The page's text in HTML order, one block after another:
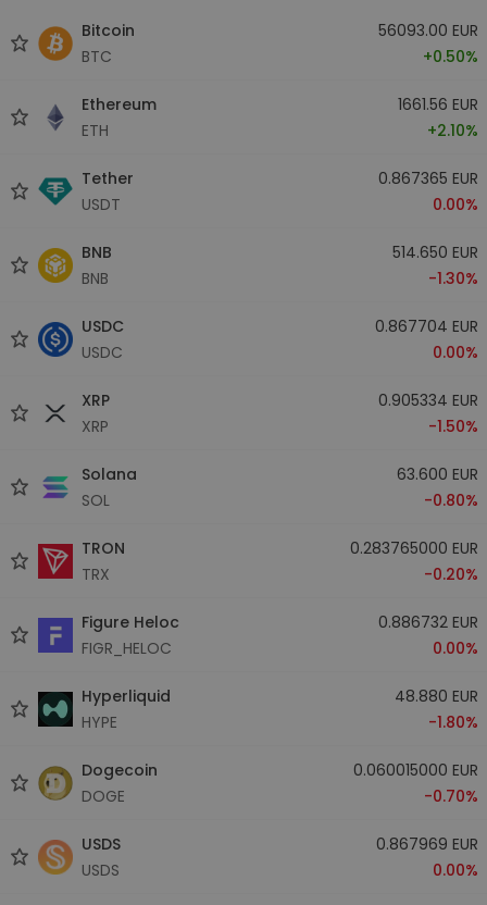
Bitcoin
BTC
56093.00 EUR
+0.50%
Ethereum
ETH
1661.56 EUR
+2.10%
Tether
USDT
0.867365 EUR
0.00%
BNB
BNB
514.650 EUR
-1.30%
USDC
USDC
0.867704 EUR
0.00%
XRP
XRP
0.905334 EUR
-1.50%
Solana
SOL
63.600 EUR
-0.80%
TRON
TRX
0.283765000 EUR
-0.20%
Figure Heloc
FIGR_HELOC
0.886732 EUR
0.00%
Hyperliquid
HYPE
48.880 EUR
-1.80%
Dogecoin
DOGE
0.060015000 EUR
-0.70%
USDS
USDS
0.867969 EUR
0.00%